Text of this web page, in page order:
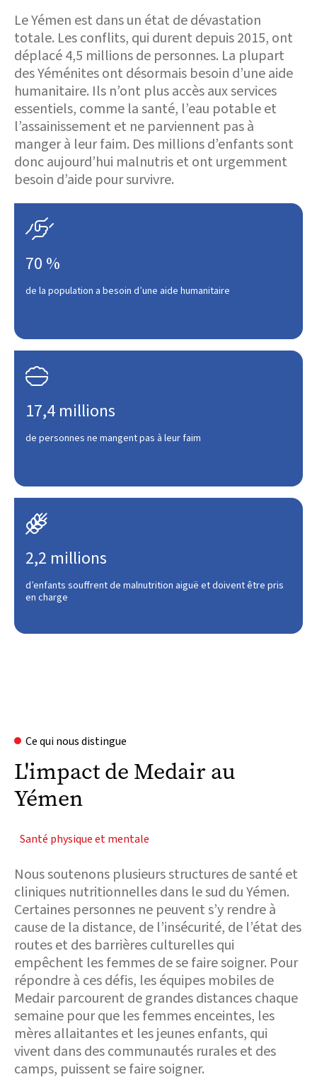
Le Yémen est dans un état de dévastation
totale. Les conflits, qui durent depuis 2015, ont
déplacé 4,5 millions de personnes. La plupart
des Yéménites ont désormais besoin d’une aide
humanitaire. Ils n’ont plus accès aux services
essentiels, comme la santé, l’eau potable et
l’assainissement et ne parviennent pas à
manger à leur faim. Des millions d’enfants sont
donc aujourd’hui malnutris et ont urgemment
besoin d’aide pour survivre.

70 %
de la population a besoin d’une aide humanitaire

17,4 millions
de personnes ne mangent pas à leur faim

2,2 millions
d’enfants souffrent de malnutrition aiguë et doivent être pris
en charge
Ce qui nous distingue
L'impact de Medair au
Yémen
Santé physique et mentale
Nous soutenons plusieurs structures de santé et
cliniques nutritionnelles dans le sud du Yémen.
Certaines personnes ne peuvent s’y rendre à
cause de la distance, de l’insécurité, de l’état des
routes et des barrières culturelles qui
empêchent les femmes de se faire soigner. Pour
répondre à ces défis, les équipes mobiles de
Medair parcourent de grandes distances chaque
semaine pour que les femmes enceintes, les
mères allaitantes et les jeunes enfants, qui
vivent dans des communautés rurales et des
camps, puissent se faire soigner.